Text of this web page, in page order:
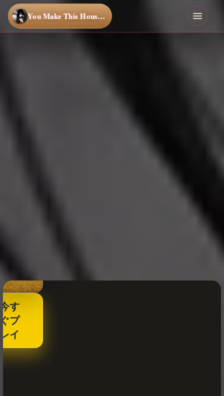
You Make This House a Home
今す
ぐプ
レイ